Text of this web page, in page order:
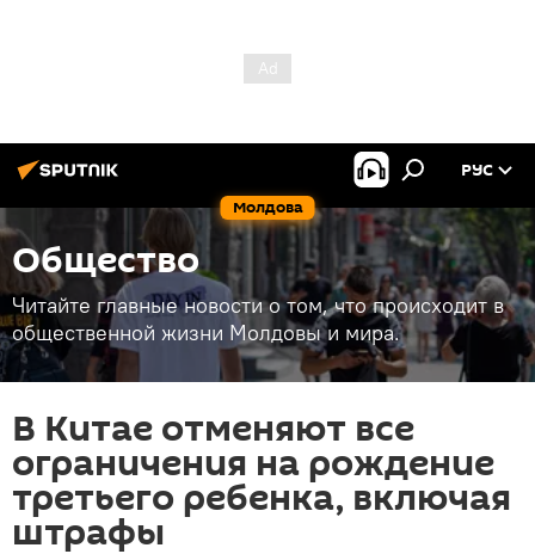
Молдова
РУС
Общество
Читайте главные новости о том, что происходит в
общественной жизни Молдовы и мира.
В Китае отменяют все
ограничения на рождение
третьего ребенка, включая
штрафы